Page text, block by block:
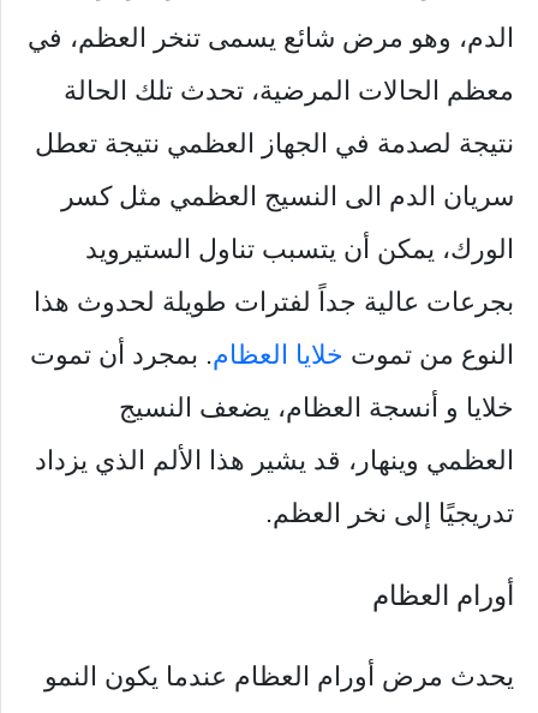
الدم، وهو مرض شائع يسمى تنخر العظم، في
معظم الحالات المرضية، تحدث تلك الحالة
نتيجة لصدمة في الجهاز العظمي نتيجة تعطل
سريان الدم الى النسيج العظمي مثل كسر
الورك، يمكن أن يتسبب تناول الستيرويد
بجرعات عالية جداً لفترات طويلة لحدوث هذا
النوع من تموت خلايا العظام. بمجرد أن تموت
خلايا و أنسجة العظام، يضعف النسيج
العظمي وينهار، قد يشير هذا الألم الذي يزداد
تدريجيًا إلى نخر العظم.
أورام العظام
يحدث مرض أورام العظام عندما يكون النمو